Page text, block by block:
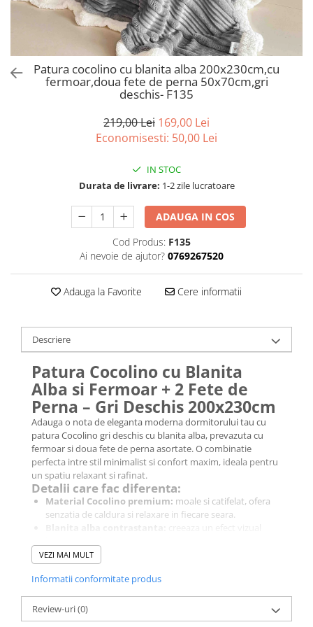
Bumbac satinat
Bumbac policoton
90x200cm
100x200cm
Tipul cearceafului de pat
Normal - fara elastic
Galbena
Rosie
Verde
Imprimeu
Cu dungi
Cu inimioare
Cu pisici
Cu Animal Print
Cu ursuleti
Patura cocolino cu blanita alba 200x230cm,cu
fermoar,doua fete de perna 50x70cm,gri
deschis- F135
219,00 Lei 169,00 Lei
Economisesti: 50,00 Lei
IN STOC
Durata de livrare: 1-2 zile lucratoare
ADAUGA IN COS
Cod Produs: F135
Ai nevoie de ajutor? 0769267520
Adauga la Favorite Cere informatii
Descriere
Patura Cocolino cu Blanita
Alba si Fermoar + 2 Fete de
Perna – Gri Deschis 200x230cm
Adauga o nota de eleganta moderna dormitorului tau cu
patura Cocolino gri deschis cu blanita alba, prevazuta cu
fermoar si doua fete de perna asortate. O combinatie
perfecta intre stil minimalist si confort maxim, ideala pentru
un spatiu relaxant si rafinat.
Detalii care fac diferenta:
Material Cocolino premium: moale si catifelat, ofera
senzatia de caldura si relaxare in fiecare seara.
deschis.
Fermoar functional:
in interior, transformand patura intr-o husa practica si
confortabila in sezonul rece.
Set complet:
realizate din acelasi material pufos, pentru un aspect
VEZI MAI MULT
Informatii conformitate produs
Review-uri(0)